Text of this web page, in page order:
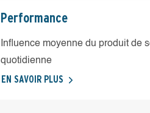
Performance
Influence moyenne du produit de
quotidienne
EN SAVOIR PLUS